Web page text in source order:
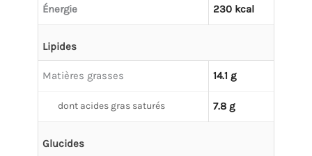
Énergie 230 kcal
Lipides
Matières grasses 14.1 g
dont acides gras saturés 7.8 g
Glucides